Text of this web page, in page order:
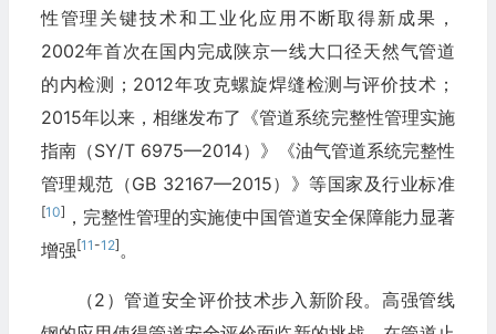
性管理关键技术和工业化应用不断取得新成果，
2002年首次在国内完成陕京一线大口径天然气管道
的内检测；2012年攻克螺旋焊缝检测与评价技术；
2015年以来，相继发布了《管道系统完整性管理实施
指南（SY/T 6975—2014）》《油气管道系统完整性
管理规范（GB 32167—2015）》等国家及行业标准
[10] ，完整性管理的实施使中国管道安全保障能力显著
增强[11-12]。
（2）管道安全评价技术步入新阶段。高强管线